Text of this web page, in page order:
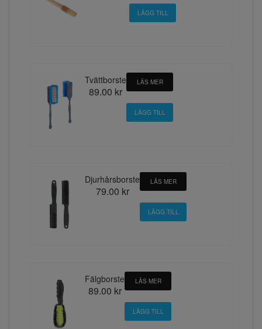
Tvättborste
89.00 kr
LÄS MER
Djurhårsborste
79.00 kr
LÄS MER
Fälgborste
89.00 kr
LÄS MER